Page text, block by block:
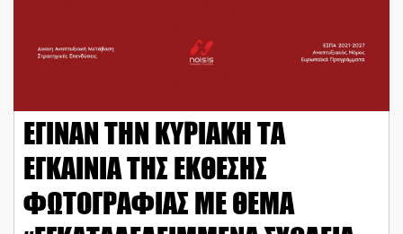
ΕΓΙΝΑΝ ΤΗΝ ΚΥΡΙΑΚΗ ΤΑ
ΕΓΚΑΙΝΙΑ ΤΗΣ ΕΚΘΕΣΗΣ
ΦΩΤΟΓΡΑΦΙΑΣ ΜΕ ΘΕΜΑ